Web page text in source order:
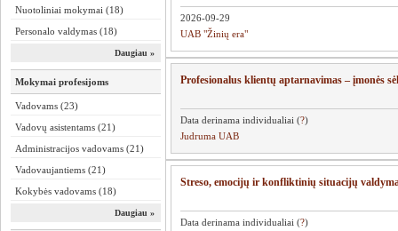
Nuotoliniai mokymai (18)
Personalo valdymas (18)
Daugiau »
Mokymai profesijoms
Vadovams (23)
Vadovų asistentams (21)
Administracijos vadovams (21)
Vadovaujantiems (21)
Kokybės vadovams (18)
Daugiau »
2026-09-29
UAB "Žinių era"
Profesionalus klientų
Data derinama individualiai (?)
Judruma UAB
Streso, emocijų ir konfliktinių situacijų
Data derinama individualiai (?)